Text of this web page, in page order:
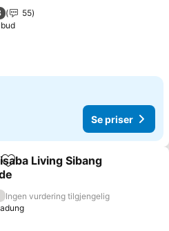
55
Se priser
Legg til i favoritter
Living Sibang
Ingen vurdering tilgjengelig